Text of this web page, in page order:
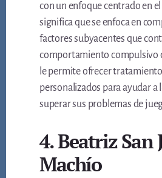
con un enfoque centrado en
significa que se enfoca en
factores subyacentes que
comportamiento compulsivo
le permite ofrecer
personalizados para ayudar a
superar sus problemas de
4. Beatriz San
Machío